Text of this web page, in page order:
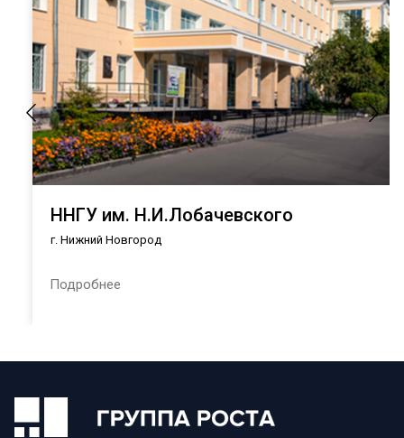
ННГУ им. Н.И.Лобачевского
г. Нижний Новгород
Подробнее